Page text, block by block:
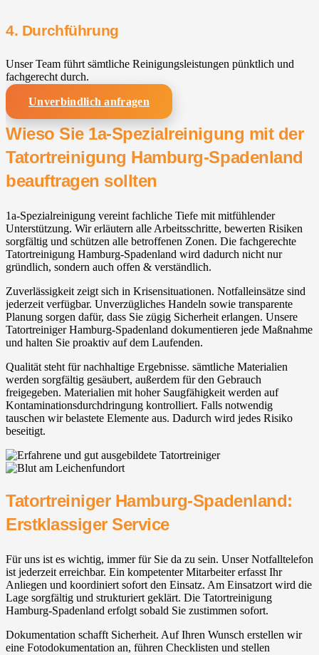
4. Durchführung
Unser Team führt sämtliche Reinigungsleistungen pünktlich und
fachgerecht durch.
Unverbindlich anfragen
Wieso Sie 1a-Spezialreinigung mit der
Tatortreinigung Hamburg-Spadenland
beauftragen sollten
1a-Spezialreinigung vereint fachliche Tiefe mit mitfühlender
Unterstützung. Wir erläutern alle Arbeitsschritte, bewerten Risiken
sorgfältig und schützen alle betroffenen Zonen. Die fachgerechte
Tatortreinigung Hamburg-Spadenland wird dadurch nicht nur
gründlich, sondern auch offen & verständlich.
Zuverlässigkeit zeigt sich in Krisensituationen. Notfalleinsätze sind
jederzeit verfügbar. Unverzügliches Handeln sowie transparente
Planung sorgen dafür, dass Sie zügig Sicherheit erlangen. Unsere
Tatortreiniger Hamburg-Spadenland dokumentieren jede Maßnahme
und halten Sie proaktiv auf dem Laufenden.
Qualität steht für nachhaltige Ergebnisse. sämtliche Materialien
werden sorgfältig gesäubert, außerdem für den Gebrauch
freigegeben. Materialien mit hoher Saugfähigkeit werden auf
Kontaminationsdurchdringung kontrolliert. Falls notwendig
tauschen wir belastete Elemente aus. Dadurch wird jedes Risiko
beseitigt.
Tatortreiniger Hamburg-Spadenland:
Erstklassiger Service
Für uns ist es wichtig, immer für Sie da zu sein. Unser Notfalltelefon
ist jederzeit erreichbar. Ein kompetenter Mitarbeiter erfasst Ihr
Anliegen und koordiniert sofort den Einsatz. Am Einsatzort wird die
Lage sorgfältig und strukturiert geklärt. Die Tatortreinigung
Hamburg-Spadenland erfolgt sobald Sie zustimmen sofort.
Dokumentation schafft Sicherheit. Auf Ihren Wunsch erstellen wir
eine Fotodokumentation an, führen Checklisten und stellen